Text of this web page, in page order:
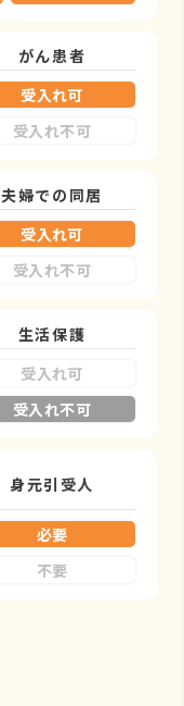
がん患者
受入れ可
受入れ不可
夫婦での同居
受入れ可
受入れ不可
生活保護
受入れ可
受入れ不可
身元引受人
必要
不要